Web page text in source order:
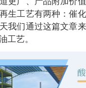
生工艺有两种：催
我们通过这篇文章
工艺。